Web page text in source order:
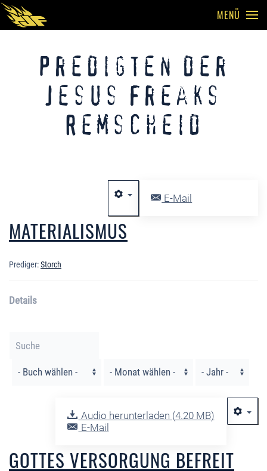
MENÜ
Predigten der
Jesus Freaks
Remscheid
E-Mail
MATERIALISMUS
Prediger:Storch
Details
Filter
Audio herunterladen (4.20 MB)
E-Mail
GOTTES VERSORGUNG BEFREIT